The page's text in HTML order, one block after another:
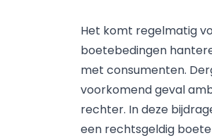
Het komt regelmatig
boetebedingen
met consumenten.
voorkomend geval
rechter. In deze
een rechtsgeldig